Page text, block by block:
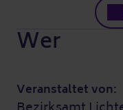
Wer
Veranstaltet von: